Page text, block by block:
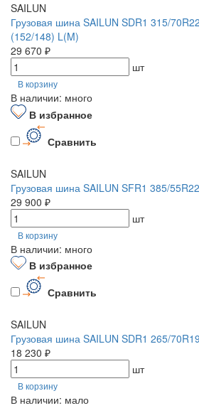
SAILUN
Грузовая шина SAILUN SDR1 315/
(152/148) L(M)
29 670 ₽
шт
В корзину
В наличии: много
В избранное
Сравнить
SAILUN
Грузовая шина SAILUN SFR1 385/
29 900 ₽
шт
В корзину
В наличии: много
В избранное
Сравнить
SAILUN
Грузовая шина SAILUN SDR1 265/
18 230 ₽
шт
В корзину
В наличии: мало